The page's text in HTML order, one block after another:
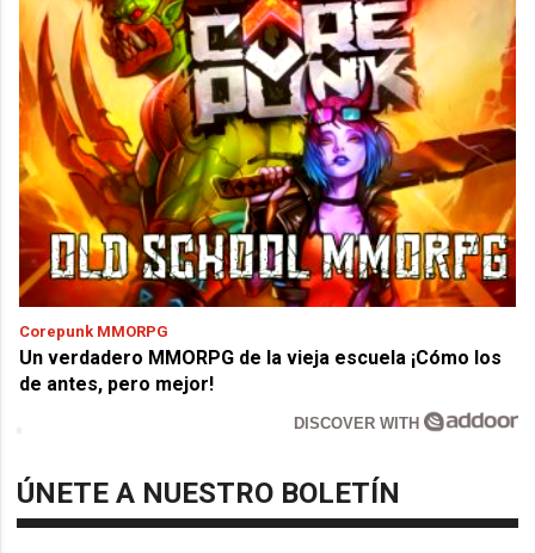
Corepunk MMORPG
Un verdadero MMORPG de la vieja escuela ¡Cómo los
de antes, pero mejor!
DISCOVER WITH
ÚNETE A NUESTRO BOLETÍN